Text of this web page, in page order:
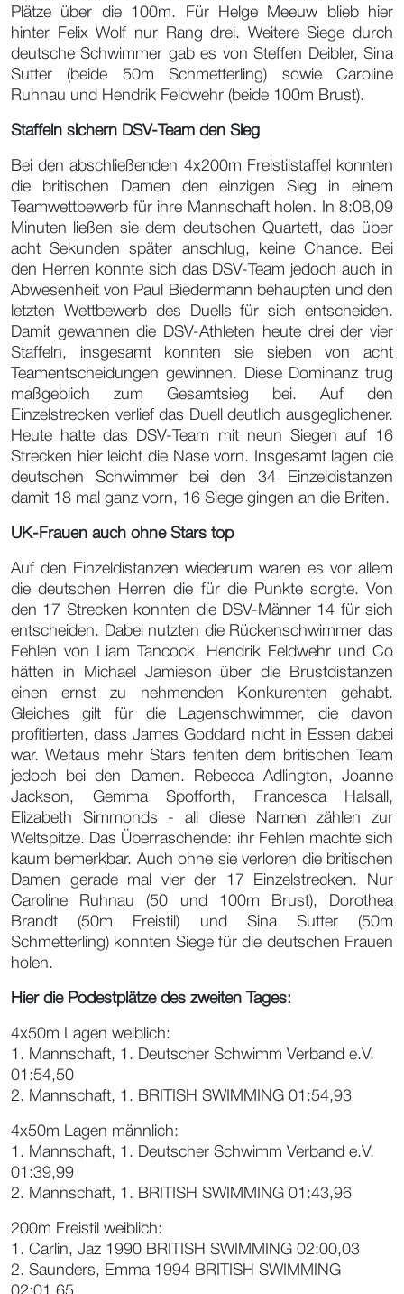
Plätze über die 100m. Für Helge Meeuw blieb hier
hinter Felix Wolf nur Rang drei. Weitere Siege durch
deutsche Schwimmer gab es von Steffen Deibler, Sina
Sutter (beide 50m Schmetterling) sowie Caroline
Ruhnau und Hendrik Feldwehr (beide 100m Brust).
Staffeln sichern DSV-Team den Sieg
Bei den abschließenden 4x200m Freistilstaffel konnten
die britischen Damen den einzigen Sieg in einem
Teamwettbewerb für ihre Mannschaft holen. In 8:08,09
Minuten ließen sie dem deutschen Quartett, das über
acht Sekunden später anschlug, keine Chance. Bei
den Herren konnte sich das DSV-Team jedoch auch in
Abwesenheit von Paul Biedermann behaupten und den
letzten Wettbewerb des Duells für sich entscheiden.
Damit gewannen die DSV-Athleten heute drei der vier
Staffeln, insgesamt konnten sie sieben von acht
Teamentscheidungen gewinnen. Diese Dominanz trug
maßgeblich zum Gesamtsieg bei. Auf den
Einzelstrecken verlief das Duell deutlich ausgeglichener.
Heute hatte das DSV-Team mit neun Siegen auf 16
Strecken hier leicht die Nase vorn. Insgesamt lagen die
deutschen Schwimmer bei den 34 Einzeldistanzen
damit 18 mal ganz vorn, 16 Siege gingen an die Briten.
UK-Frauen auch ohne Stars top
Auf den Einzeldistanzen wiederum waren es vor allem
die deutschen Herren die für die Punkte sorgte. Von
den 17 Strecken konnten die DSV-Männer 14 für sich
entscheiden. Dabei nutzten die Rückenschwimmer das
Fehlen von Liam Tancock. Hendrik Feldwehr und Co
hätten in Michael Jamieson über die Brustdistanzen
einen ernst zu nehmenden Konkurenten gehabt.
Gleiches gilt für die Lagenschwimmer, die davon
profitierten, dass James Goddard nicht in Essen dabei
war. Weitaus mehr Stars fehlten dem britischen Team
jedoch bei den Damen. Rebecca Adlington, Joanne
Jackson, Gemma Spofforth, Francesca Halsall,
Elizabeth Simmonds - all diese Namen zählen zur
Weltspitze. Das Überraschende: ihr Fehlen machte sich
kaum bemerkbar. Auch ohne sie verloren die britischen
Damen gerade mal vier der 17 Einzelstrecken. Nur
Caroline Ruhnau (50 und 100m Brust), Dorothea
Brandt (50m Freistil) und Sina Sutter (50m
Schmetterling) konnten Siege für die deutschen Frauen
holen.
Hier die Podestplätze des zweiten Tages:
4x50m Lagen weiblich:
1. Mannschaft, 1. Deutscher Schwimm Verband e.V.
01:54,50
2. Mannschaft, 1. BRITISH SWIMMING 01:54,93
4x50m Lagen männlich:
1. Mannschaft, 1. Deutscher Schwimm Verband e.V.
01:39,99
2. Mannschaft, 1. BRITISH SWIMMING 01:43,96
200m Freistil weiblich:
1. Carlin, Jaz 1990 BRITISH SWIMMING 02:00,03
2. Saunders, Emma 1994 BRITISH SWIMMING
02:01,65